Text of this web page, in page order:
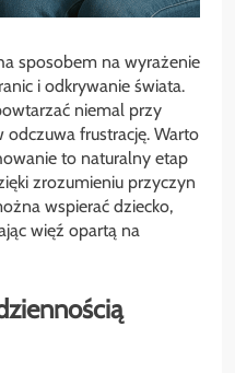
sposobem na wyrażenie
i odkrywanie świata.
niemal przy
odczuwa frustrację. Warto
to naturalny etap
zrozumieniu przyczyn
wspierać dziecko,
więź opartą na